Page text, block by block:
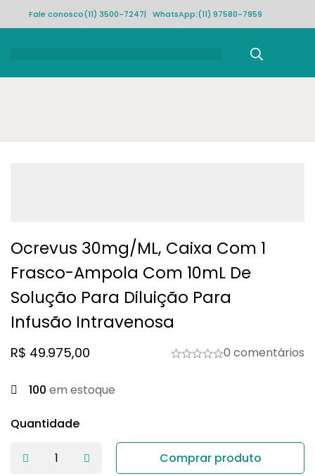
Fale conosco(11) 3500-7247| WhatsApp:(11) 97580-7959
Ocrevus 30mg/mL, Caixa Com 1
Frasco-Ampola Com 10mL De
Solução Para Diluição Para
Infusão Intravenosa
R$ 49.975,00 0 comentários
100 em estoque
Quantidade
Comprar produto